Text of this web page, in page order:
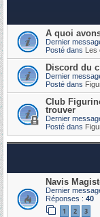
A quoi
Dernier
Posté dans Les
Discord du
Dernier
Posté dans
Club
trouver
Dernier
Posté dans
Navis
Dernier
Réponses : 40
1 2 3